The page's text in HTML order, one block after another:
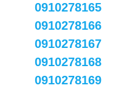
0910278165
0910278166
0910278167
0910278168
0910278169